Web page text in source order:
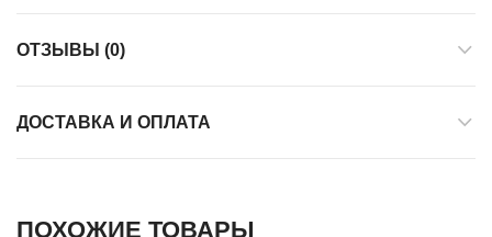
ОТЗЫВЫ (0)
ДОСТАВКА И ОПЛАТА
ПОХОЖИЕ ТОВАРЫ